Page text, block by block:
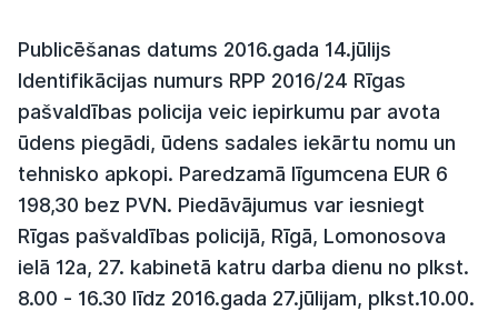
Publicēšanas datums 2016.gada 14.jūlijs
Identifikācijas numurs RPP 2016/24 Rīgas
pašvaldības policija veic iepirkumu par avota
ūdens piegādi, ūdens sadales iekārtu nomu un
tehnisko apkopi. Paredzamā līgumcena EUR 6
198,30 bez PVN. Piedāvājumus var iesniegt
Rīgas pašvaldības policijā, Rīgā, Lomonosova
ielā 12a, 27. kabinetā katru darba dienu no plkst.
8.00 - 16.30 līdz 2016.gada 27.jūlijam, plkst.10.00.